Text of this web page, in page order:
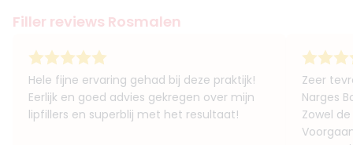
Filler reviews Rosmalen
Hele fijne ervaring gehad bij deze praktijk!
Eerlijk en goed advies gekregen over mijn
lipfillers en superblij met het resultaat!
Zeer
Narges
Zowel